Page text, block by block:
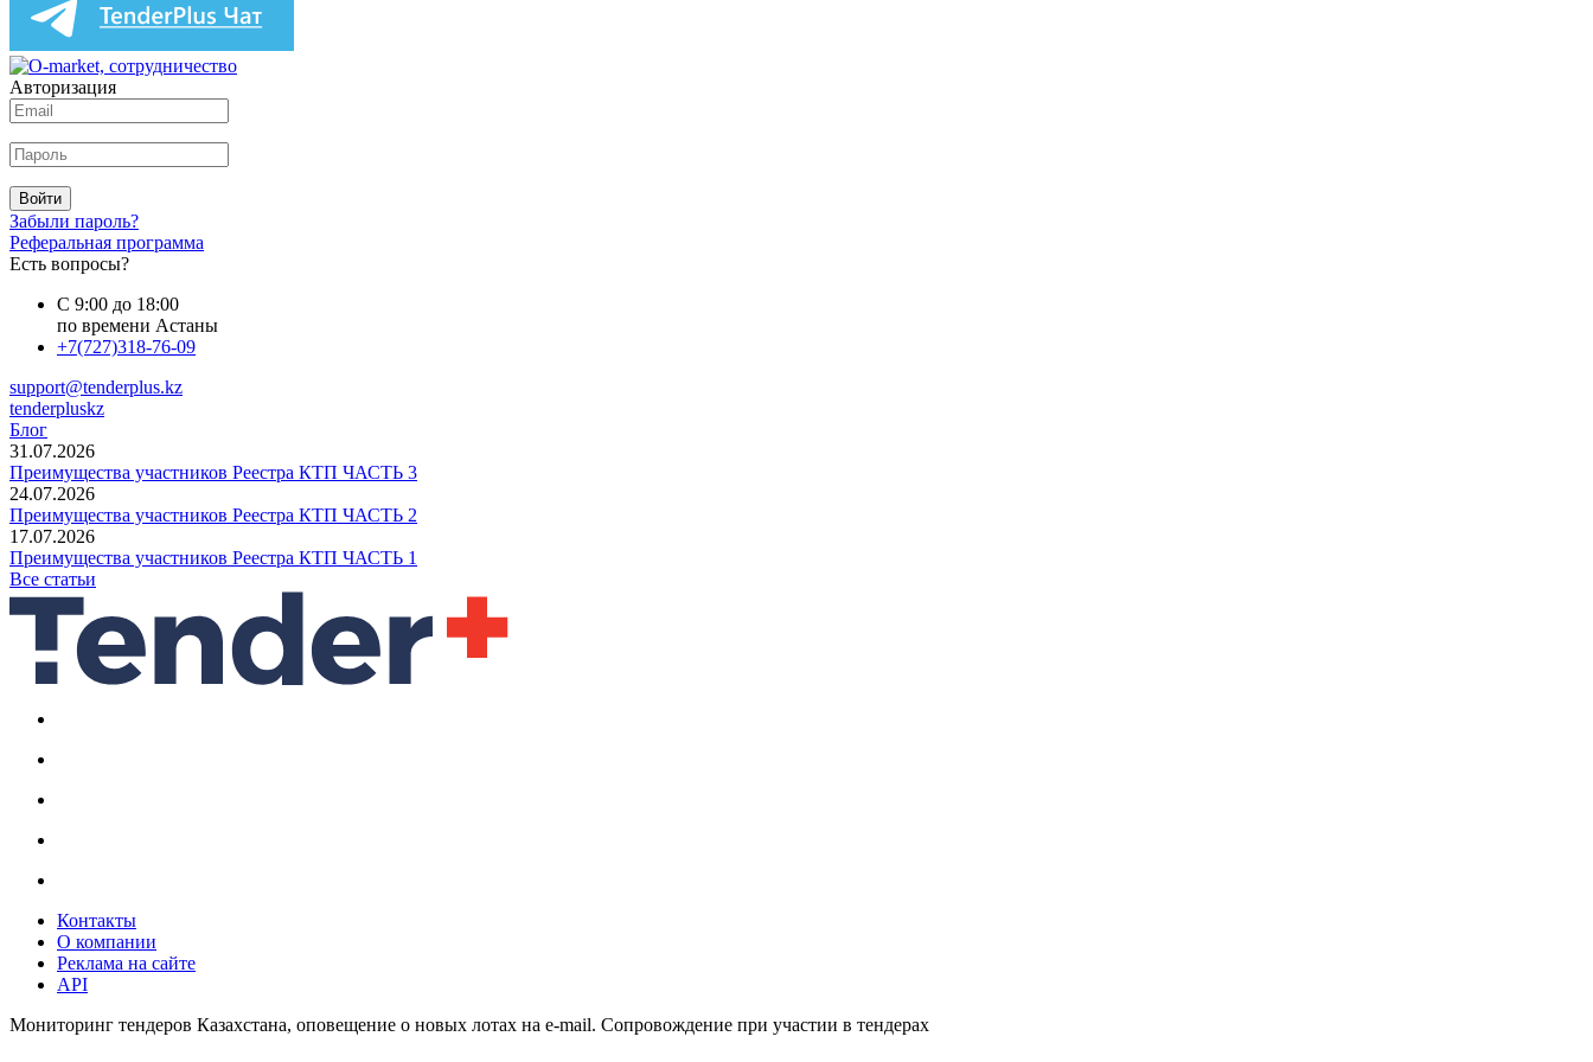
Авторизация
Войти
Забыли пароль?
Реферальная программа
Есть вопросы?
С 9:00 до 18:00
по времени Астаны
+7(727)318-76-09
support@tenderplus.kz
tenderpluskz
Блог
31.07.2026
Преимущества участников Реестра КТП ЧАСТЬ 3
24.07.2026
Преимущества участников Реестра КТП ЧАСТЬ 2
17.07.2026
Преимущества участников Реестра КТП ЧАСТЬ 1
Все статьи
Контакты
О компании
Реклама на сайте
API
Мониторинг тендеров Казахстана, оповещение о новых лотах на e-mail. Сопровождение при участии в тендерах